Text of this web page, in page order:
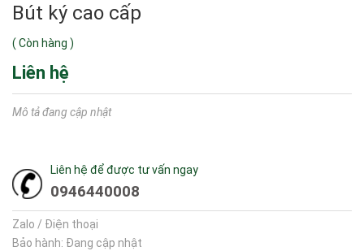
Bút ký cao cấp
( Còn hàng )
Liên hệ
Mô tả đang cập nhật
Liên hệ để được tư vấn ngay
0946440008
Zalo / Điện thoại
Bảo hành: Đang cập nhật